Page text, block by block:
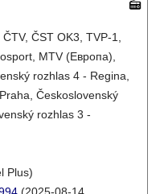
ČST OK3, TVP-1,
MTV (Европа),
rozhlas 4 - Regina,
Československý
rozhlas 3 -
Plus)